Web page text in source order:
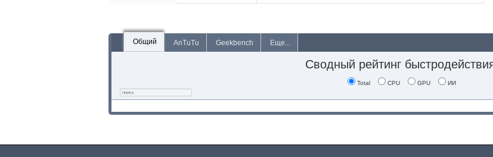
Общий AnTuTu Geekbench Еще...
Сводный рейтинг
Total CPU GPU ИИ